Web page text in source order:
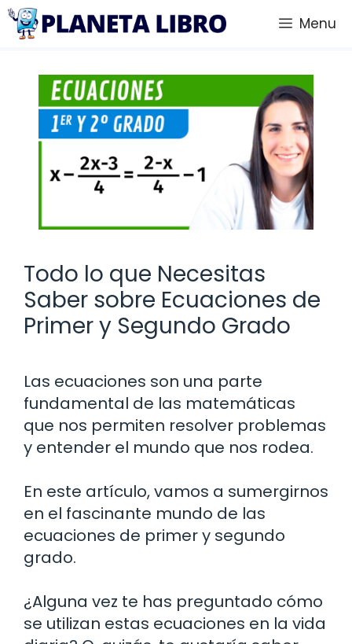
Saltar
Menu
Todo lo que Necesitas
Saber sobre Ecuaciones de
Primer y Segundo Grado
Las ecuaciones son una parte
fundamental de las matemáticas
que nos permiten resolver problemas
y entender el mundo que nos rodea.
En este artículo, vamos a sumergirnos
en el fascinante mundo de las
ecuaciones de primer y segundo
grado.
¿Alguna vez te has preguntado cómo
se utilizan estas ecuaciones en la vida